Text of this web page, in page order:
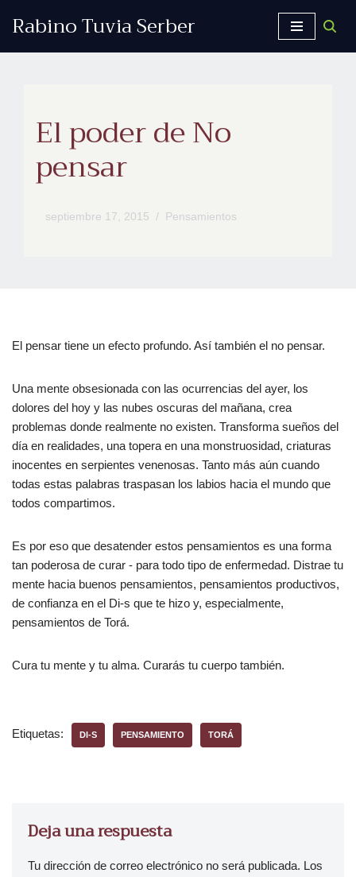
Rabino Tuvia Serber
El poder de No
pensar
septiembre 17, 2015 Pensamientos
El pensar tiene un efecto profundo. Así también el no pensar.
Una mente obsesionada con las ocurrencias del ayer, los
dolores del hoy y las nubes oscuras del mañana, crea
problemas donde realmente no existen. Transforma sueños del
día en realidades, una topera en una monstruosidad, criaturas
inocentes en serpientes venenosas. Tanto más aún cuando
todas estas palabras traspasan los labios hacia el mundo que
todos compartimos.
Es por eso que desatender estos pensamientos es una forma
tan poderosa de curar - para todo tipo de enfermedad. Distrae tu
mente hacia buenos pensamientos, pensamientos productivos,
de confianza en el Di-s que te hizo y, especialmente,
pensamientos de Torá.
Cura tu mente y tu alma. Curarás tu cuerpo también.
Etiquetas: DI-S PENSAMIENTO TORÁ
Deja una respuesta
Tu dirección de correo electrónico no será publicada. Los